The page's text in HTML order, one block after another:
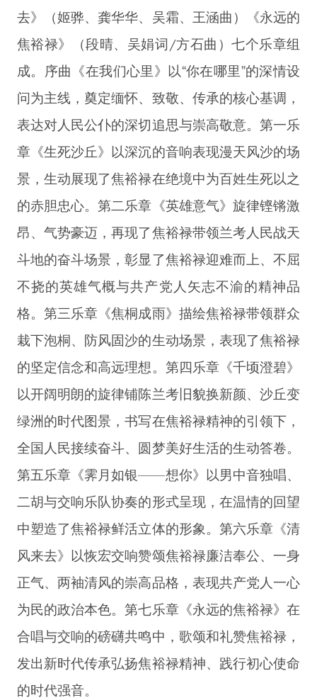
去》（姬骅、龚华华、吴霜、王涵曲）《永远的
焦裕禄》（段晴、吴娟词/方石曲）七个乐章组
成。序曲《在我们心里》以“你在哪里”的深情设
问为主线，奠定缅怀、致敬、传承的核心基调，
表达对人民公仆的深切追思与崇高敬意。第一乐
章《生死沙丘》以深沉的音响表现漫天风沙的场
景，生动展现了焦裕禄在绝境中为百姓生死以之
的赤胆忠心。第二乐章《英雄意气》旋律铿锵激
昂、气势豪迈，再现了焦裕禄带领兰考人民战天
斗地的奋斗场景，彰显了焦裕禄迎难而上、不屈
不挠的英雄气概与共产党人矢志不渝的精神品
格。第三乐章《焦桐成雨》描绘焦裕禄带领群众
栽下泡桐、防风固沙的生动场景，表现了焦裕禄
的坚定信念和高远理想。第四乐章《千顷澄碧》
以开阔明朗的旋律铺陈兰考旧貌换新颜、沙丘变
绿洲的时代图景，书写在焦裕禄精神的引领下，
全国人民接续奋斗、圆梦美好生活的生动答卷。
第五乐章《霁月如银——想你》以男中音独唱、
二胡与交响乐队协奏的形式呈现，在温情的回望
中塑造了焦裕禄鲜活立体的形象。第六乐章《清
风来去》以恢宏交响赞颂焦裕禄廉洁奉公、一身
正气、两袖清风的崇高品格，表现共产党人一心
为民的政治本色。第七乐章《永远的焦裕禄》在
合唱与交响的磅礴共鸣中，歌颂和礼赞焦裕禄，
发出新时代传承弘扬焦裕禄精神、践行初心使命
的时代强音。